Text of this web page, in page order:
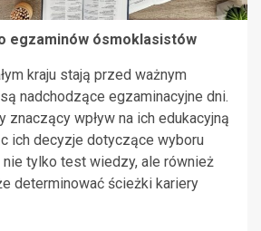
egzaminów ósmoklasistów
kraju stają przed ważnym
nadchodzące egzaminacyjne dni.
znaczący wpływ na ich edukacyjną
ich decyzje dotyczące wyboru
nie tylko test wiedzy, ale również
determinować ścieżki kariery